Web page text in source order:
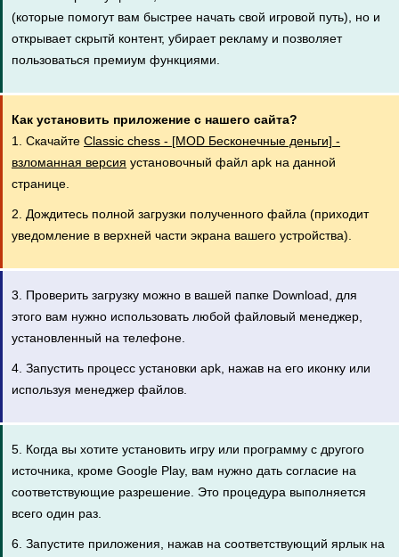
(которые помогут вам быстрее начать свой игровой путь), но и
открывает скрытй контент, убирает рекламу и позволяет
пользоваться премиум функциями.
Как установить приложение с нашего сайта?
1. Скачайте Classic chess - [MOD Бесконечные деньги] -
взломанная версия установочный файл apk на данной
странице.
2. Дождитесь полной загрузки полученного файла (приходит
уведомление в верхней части экрана вашего устройства).
3. Проверить загрузку можно в вашей папке Download, для
этого вам нужно использовать любой файловый менеджер,
установленный на телефоне.
4. Запустить процесс установки apk, нажав на его иконку или
используя менеджер файлов.
5. Когда вы хотите установить игру или программу с другого
источника, кроме Google Play, вам нужно дать согласие на
соответствующие разрешение. Это процедура выполняется
всего один раз.
6. Запустите приложения, нажав на соответствующий ярлык на